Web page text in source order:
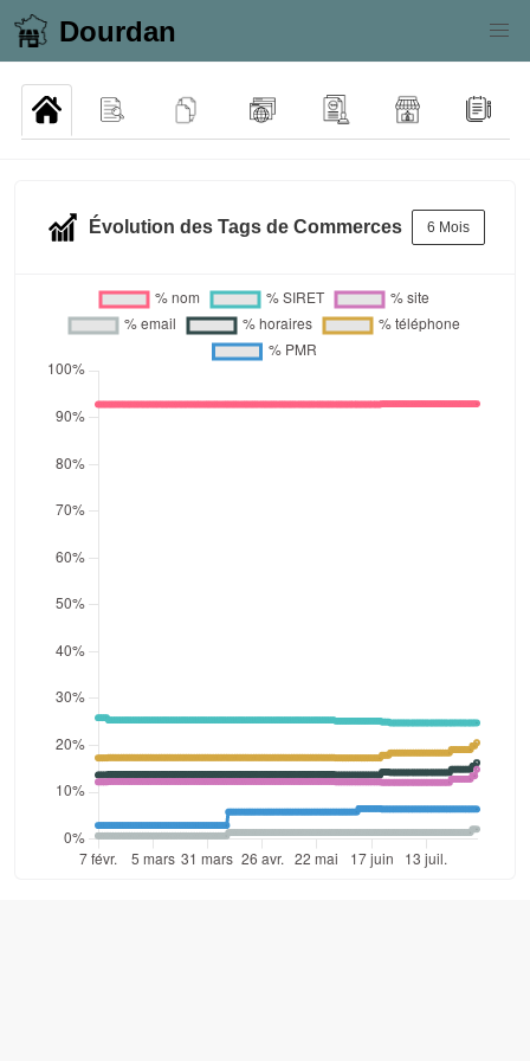
Dourdan
Évolution des Tags de Commerces 6 Mois